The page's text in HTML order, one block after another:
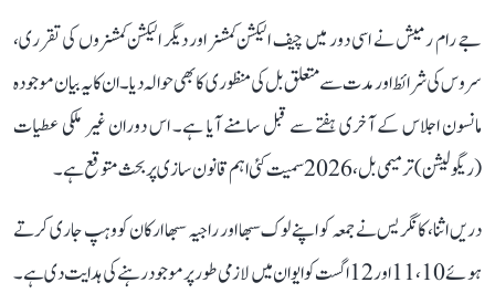
جے رام رمیش نے اسی دور میں چیف الیکشن کمشنر اور دیگر الیکشن کمشنروں کی تقرری،
سروس کی شرائط اور مدت سے متعلق بل کی منظوری کا بھی حوالہ دیا۔ ان کا یہ بیان موجودہ
مانسون اجلاس کے آخری ہفتے سے قبل سامنے آیا ہے۔ اس دوران غیر ملکی عطیات
(ریگولیشن) ترمیمی بل، 2026 سمیت کئی اہم قانون سازی پر بحث متوقع ہے۔
دریں اثنا، کانگریس نے جمعہ کو اپنے لوک سبھا اور راجیہ سبھا ارکان کو وہپ جاری کرتے
ہوئے 10، 11 اور 12 اگست کو ایوان میں لازمی طور پر موجود رہنے کی ہدایت دی ہے۔